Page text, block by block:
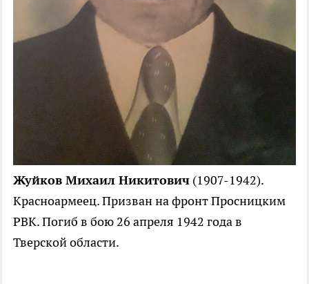
Жуйков Михаил Никитович (1907-1942).
Красноармеец. Призван на фронт Просницким
РВК. Погиб в бою 26 апреля 1942 года в
Тверской области.